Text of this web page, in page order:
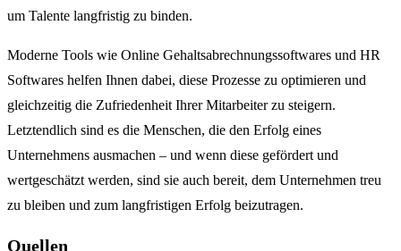
um Talente langfristig zu binden.
Moderne Tools wie Online Gehaltsabrechnungssoftwares und HR
Softwares helfen Ihnen dabei, diese Prozesse zu optimieren und
gleichzeitig die Zufriedenheit Ihrer Mitarbeiter zu steigern.
Letztendlich sind es die Menschen, die den Erfolg eines
Unternehmens ausmachen – und wenn diese gefördert und
wertgeschätzt werden, sind sie auch bereit, dem Unternehmen treu
zu bleiben und zum langfristigen Erfolg beizutragen.
Quellen